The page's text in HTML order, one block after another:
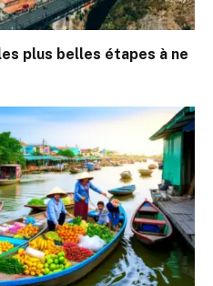
plus belles étapes à ne